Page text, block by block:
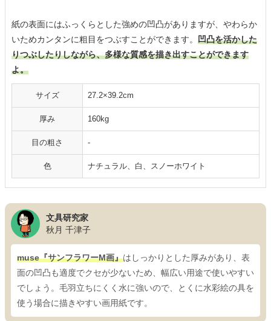
紙の表面にはふっくらとした強めの凹凸がありますが、やわらか
いためカンタンに粗目をつぶすことができます。 凹凸を活かした
りつぶしたりしながら、多様な質感を描き出すことができます
よ。
サイズ 27.2×39.2cm
厚み 160kg
目の粗さ ‐
色 ナチュラル、白、スノーホワイト
文具研究家
秋月 千津子
muse『サンフラワーM画』はしっかりとした厚みがあり、表
面の凹凸も適度でクセが少ないため、幅広い用途で使いやすい
でしょう。毛羽立ちにくく水に強いので、とくに水彩絵の具を
使う場合に描きやすい画用紙です。